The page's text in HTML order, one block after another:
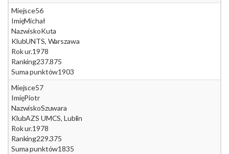
Miejsce56
ImięMichał
NazwiskoKuta
KlubUNTS, Warszawa
Rok ur.1978
Ranking237.875
Suma punktów1903
Miejsce57
ImięPiotr
NazwiskoSzuwara
KlubAZS UMCS, Lublin
Rok ur.1978
Ranking229.375
Suma punktów1835